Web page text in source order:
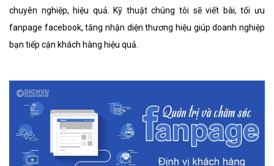
chuyên nghiệp, hiệu quả. Kỹ thuật chúng tôi sẽ viết bài, tối ưu
fanpage facebook, tăng nhận diện thương hiệu giúp doanh nghiệp
bạn tiếp cận khách hàng hiệu quả.